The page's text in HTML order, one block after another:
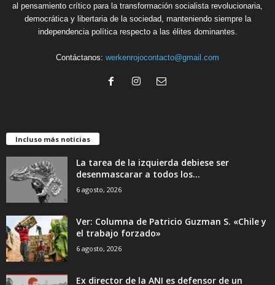
al pensamiento crítico para la transformación socialista revolucionaria,
democrática y libertaria de la sociedad, manteniendo siempre la
independencia política respecto a las élites dominantes.
Contáctanos: werkenrojocontacto@gmail.com
Incluso más noticias
La tarea de la izquierda debiese ser
desenmascarar a todos los...
6 agosto, 2026
Ver: Columna de Patricio Guzman S. «Chile y
el trabajo forzado»
6 agosto, 2026
Ex director de la ANI es defensor de un